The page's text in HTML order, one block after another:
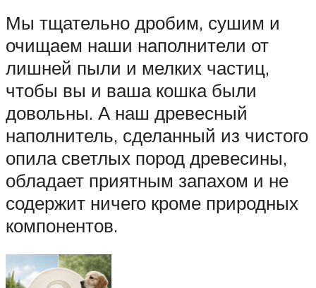
Мы тщательно дробим, сушим и
очищаем наши наполнители от
лишней пыли и мелких частиц,
чтобы вы и ваша кошка были
довольны. А наш древесный
наполнитель, сделанный из чистого
опила светлых пород древесины,
обладает приятным запахом и не
содержит ничего кроме природных
компонентов.